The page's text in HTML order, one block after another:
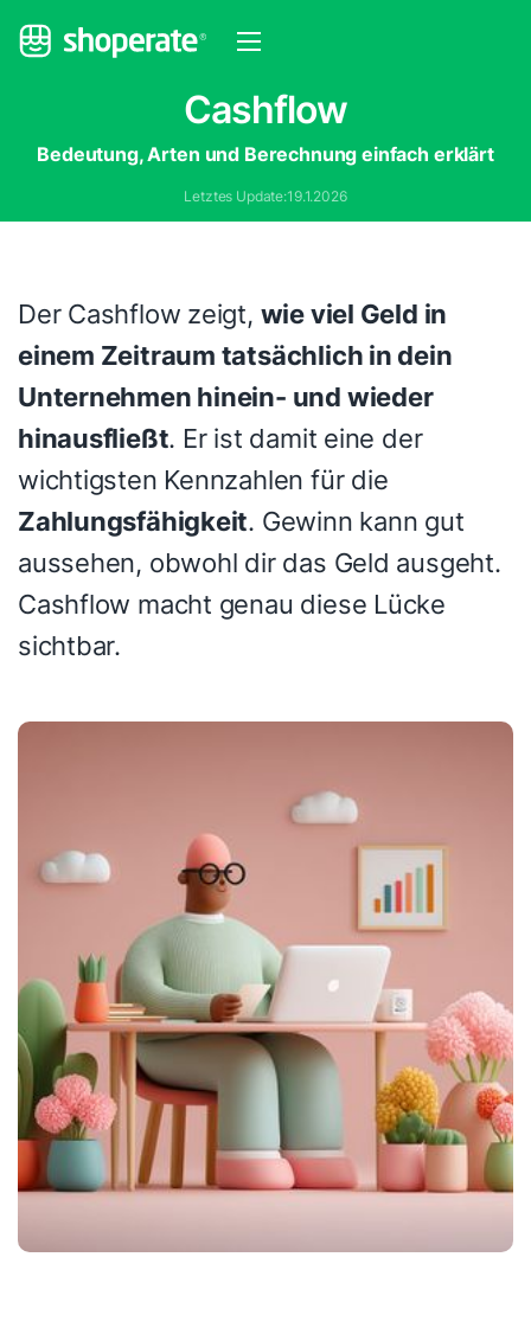
Cashflow
Bedeutung, Arten und Berechnung einfach erklärt
Letztes Update:19.1.2026
Der Cashflow zeigt, wie viel Geld in
einem Zeitraum tatsächlich in dein
Unternehmen hinein- und wieder
hinausfließt. Er ist damit eine der
wichtigsten Kennzahlen für die
Zahlungsfähigkeit. Gewinn kann gut
aussehen, obwohl dir das Geld ausgeht.
Cashflow macht genau diese Lücke
sichtbar.